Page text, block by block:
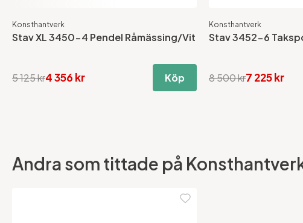
Konsthantverk
Stav XL 3450-4 Pendel Råmässing/Vit
4 356 kr
5 125 kr Köp
Konsthantverk
Stav 3452-6
7 225 kr
8 500 kr
Andra som tittade på